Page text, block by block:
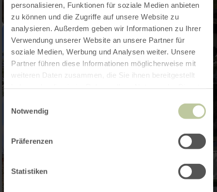
personalisieren, Funktionen für soziale Medien anbieten
zu können und die Zugriffe auf unsere Website zu
analysieren. Außerdem geben wir Informationen zu Ihrer
Verwendung unserer Website an unsere Partner für
soziale Medien, Werbung und Analysen weiter. Unsere
Partner führen diese Informationen möglicherweise mit
weiteren Daten zusammen, die Sie ihnen bereitgestellt
Notwendig
Präferenzen
Statistiken